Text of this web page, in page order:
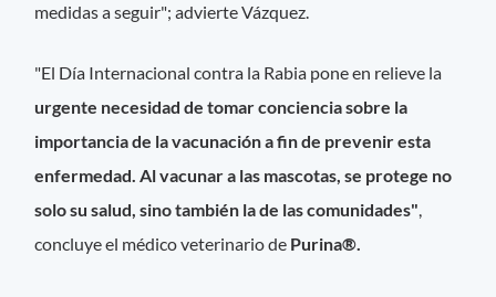
medidas a seguir"; advierte Vázquez.
"El Día Internacional contra la Rabia pone en relieve la
urgente necesidad de tomar conciencia sobre la
importancia de la vacunación a fin de prevenir esta
enfermedad. Al vacunar a las mascotas, se protege no
solo su salud, sino también la de las comunidades",
concluye el médico veterinario de Purina®.